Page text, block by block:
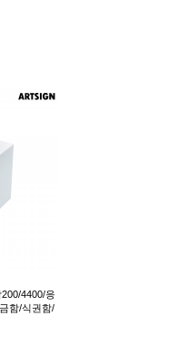
4400/응
함/식권함/